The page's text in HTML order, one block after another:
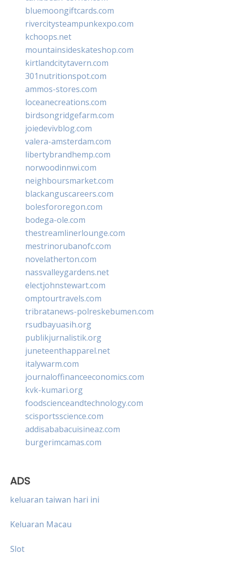
bluemoongiftcards.com
rivercitysteampunkexpo.com
kchoops.net
mountainsideskateshop.com
kirtlandcitytavern.com
301nutritionspot.com
ammos-stores.com
loceanecreations.com
birdsongridgefarm.com
joiedevivblog.com
valera-amsterdam.com
libertybrandhemp.com
norwoodinnwi.com
neighboursmarket.com
blackanguscareers.com
bolesfororegon.com
bodega-ole.com
thestreamlinerlounge.com
mestrinorubanofc.com
novelatherton.com
nassvalleygardens.net
electjohnstewart.com
omptourtravels.com
tribratanews-polreskebumen.com
rsudbayuasih.org
publikjurnalistik.org
juneteenthapparel.net
italywarm.com
journaloffinanceeconomics.com
kvk-kumari.org
foodscienceandtechnology.com
scisportsscience.com
addisababacuisineaz.com
burgerimcamas.com
ADS
keluaran taiwan hari ini
Keluaran Macau
Slot